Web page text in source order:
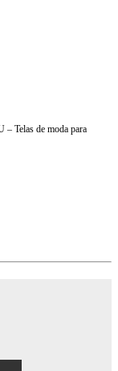
– Telas de moda para